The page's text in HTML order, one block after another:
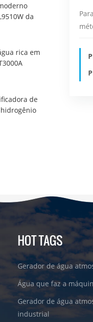
da
rica em
de
HOT TAGS
Gerador de água
Água que faz a
Gerador de água
industrial